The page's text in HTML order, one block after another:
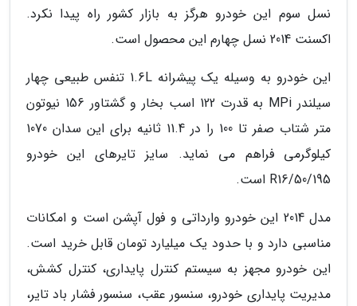
نسل سوم این خودرو هرگز به بازار کشور راه پیدا نکرد.
اکسنت 2014 نسل چهارم این محصول است.
این خودرو به وسیله یک پیشرانه 1.6L تنفس طبیعی چهار
سیلندر MPi به قدرت 122 اسب بخار و گشتاور 156 نیوتون
متر شتاب صفر تا 100 را در 11.4 ثانیه برای این سدان 1070
کیلوگرمی فراهم می نماید. سایز تایرهای این خودرو
R16/50/195 است.
مدل 2014 این خودرو وارداتی و فول آپشن است و امکانات
مناسبی دارد و با حدود یک میلیارد تومان قابل خرید است.
این خودرو مجهز به سیستم کنترل پایداری، کنترل کشش،
مدیریت پایداری خودرو، سنسور عقب، سنسور فشار باد تایر،